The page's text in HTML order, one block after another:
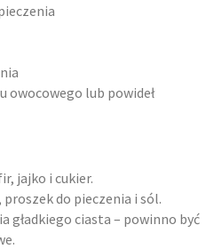
owocowego lub powideł
jajko i cukier.
do pieczenia i sól.
gładkiego ciasta – powinno być